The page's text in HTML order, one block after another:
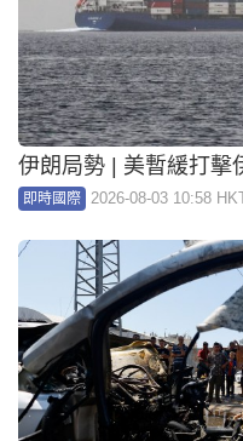
伊朗局勢 | 美暫緩打擊
即時國際 2026-08-03 10:58